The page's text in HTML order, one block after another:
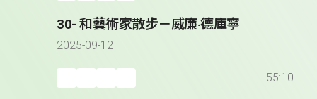
30- 和藝術家散步－威廉‧德庫寧
2025-09-12
55:10